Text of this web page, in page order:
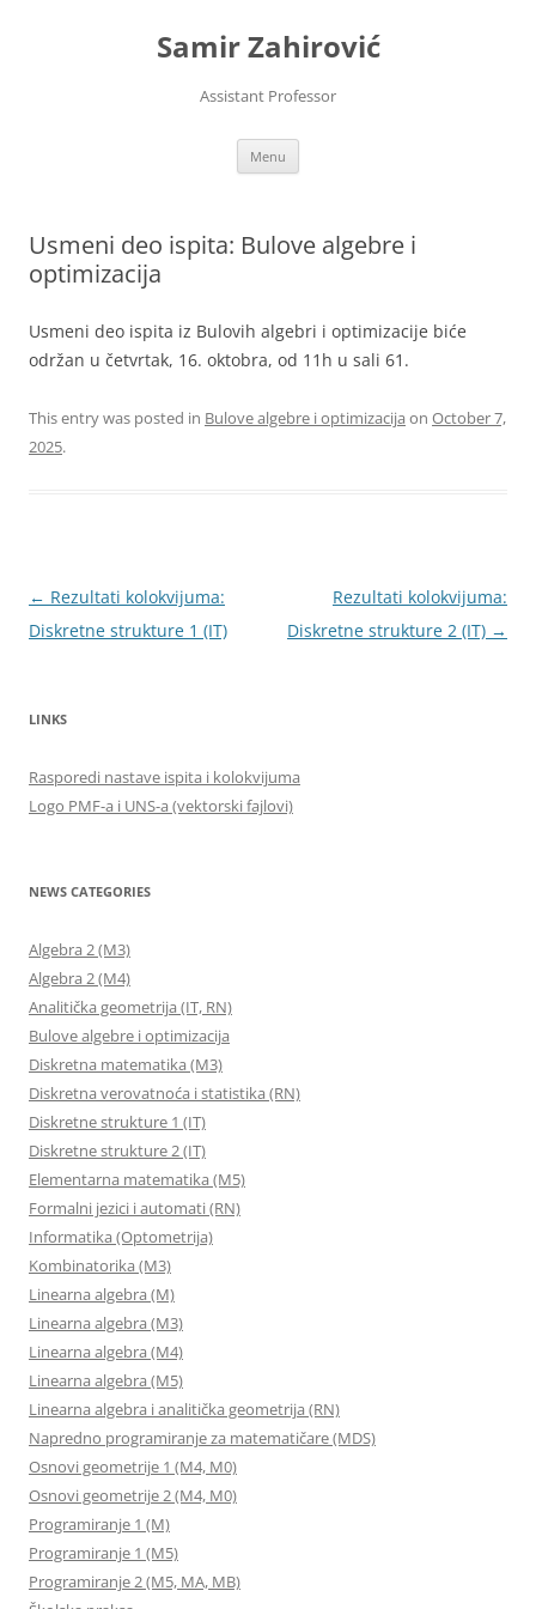
Samir Zahirović
Assistant Professor
Menu
Usmeni deo ispita: Bulove algebre i
optimizacija
Usmeni deo ispita iz Bulovih algebri i optimizacije biće
održan u četvrtak, 16. oktobra, od 11h u sali 61.
This entry was posted in Bulove algebre i optimizacija on October 7,
2025.
Post
navigation
← Rezultati kolokvijuma:
Diskretne strukture 1 (IT)
Rezultati kolokvijuma:
Diskretne strukture 2 (IT) →
LINKS
Rasporedi nastave ispita i kolokvijuma
Logo PMF-a i UNS-a (vektorski fajlovi)
NEWS CATEGORIES
Algebra 2 (M3)
Algebra 2 (M4)
Analitička geometrija (IT, RN)
Bulove algebre i optimizacija
Diskretna matematika (M3)
Diskretna verovatnoća i statistika (RN)
Diskretne strukture 1 (IT)
Diskretne strukture 2 (IT)
Elementarna matematika (M5)
Formalni jezici i automati (RN)
Informatika (Optometrija)
Kombinatorika (M3)
Linearna algebra (M)
Linearna algebra (M3)
Linearna algebra (M4)
Linearna algebra (M5)
Linearna algebra i analitička geometrija (RN)
Napredno programiranje za matematičare (MDS)
Osnovi geometrije 1 (M4, M0)
Osnovi geometrije 2 (M4, M0)
Programiranje 1 (M)
Programiranje 1 (M5)
Programiranje 2 (M5, MA, MB)